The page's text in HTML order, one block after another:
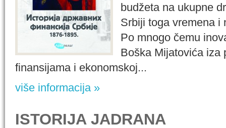
budžeta na ukupne
Srbiji toga vremena i
Po mnogo čemu
Boška Mijatovića iza
finansijama i ekonomskoj...
više informacija »
ISTORIJA JADRANA